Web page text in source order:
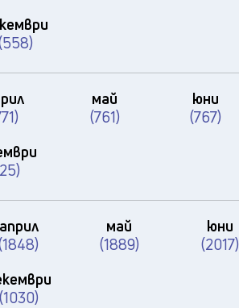
май
(761)
юни
(767)
април
май
(1889)
юни
(2017)
(1030)